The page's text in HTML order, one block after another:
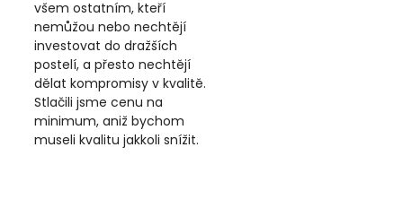
všem ostatním, kteří
nemůžou nebo nechtějí
investovat do dražších
postelí, a přesto nechtějí
dělat kompromisy v kvalitě.
Stlačili jsme cenu na
minimum, aniž bychom
museli kvalitu jakkoli snížit.